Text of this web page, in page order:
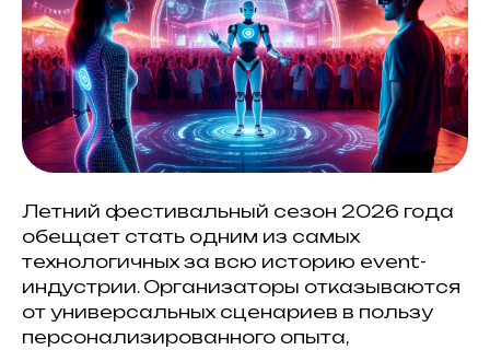
Летний фестивальный сезон 2026 года
обещает стать одним из самых
технологичных за всю историю event-
индустрии. Организаторы отказываются
от универсальных сценариев в пользу
персонализированного опыта,